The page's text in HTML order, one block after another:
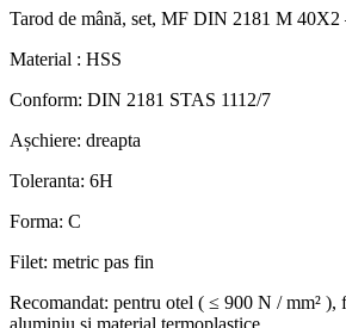
Tarod de mână, set, MF DIN 2181 M 40X2
Material : HSS
Conform: DIN 2181 STAS 1112/7
Așchiere: dreapta
Toleranta: 6H
Forma: C
Filet: metric pas fin
Recomandat: pentru otel ( ≤ 900 N / mm² ),
aluminiu si material termoplastice.